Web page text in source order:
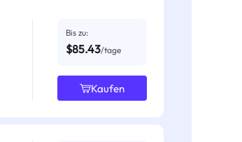
Bis zu:
$85.43/tage
Kaufen